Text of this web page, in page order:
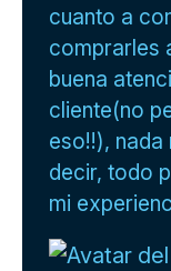
cuanto a
comprarles
buena
cliente(no
eso!!), nada
decir, todo
mi